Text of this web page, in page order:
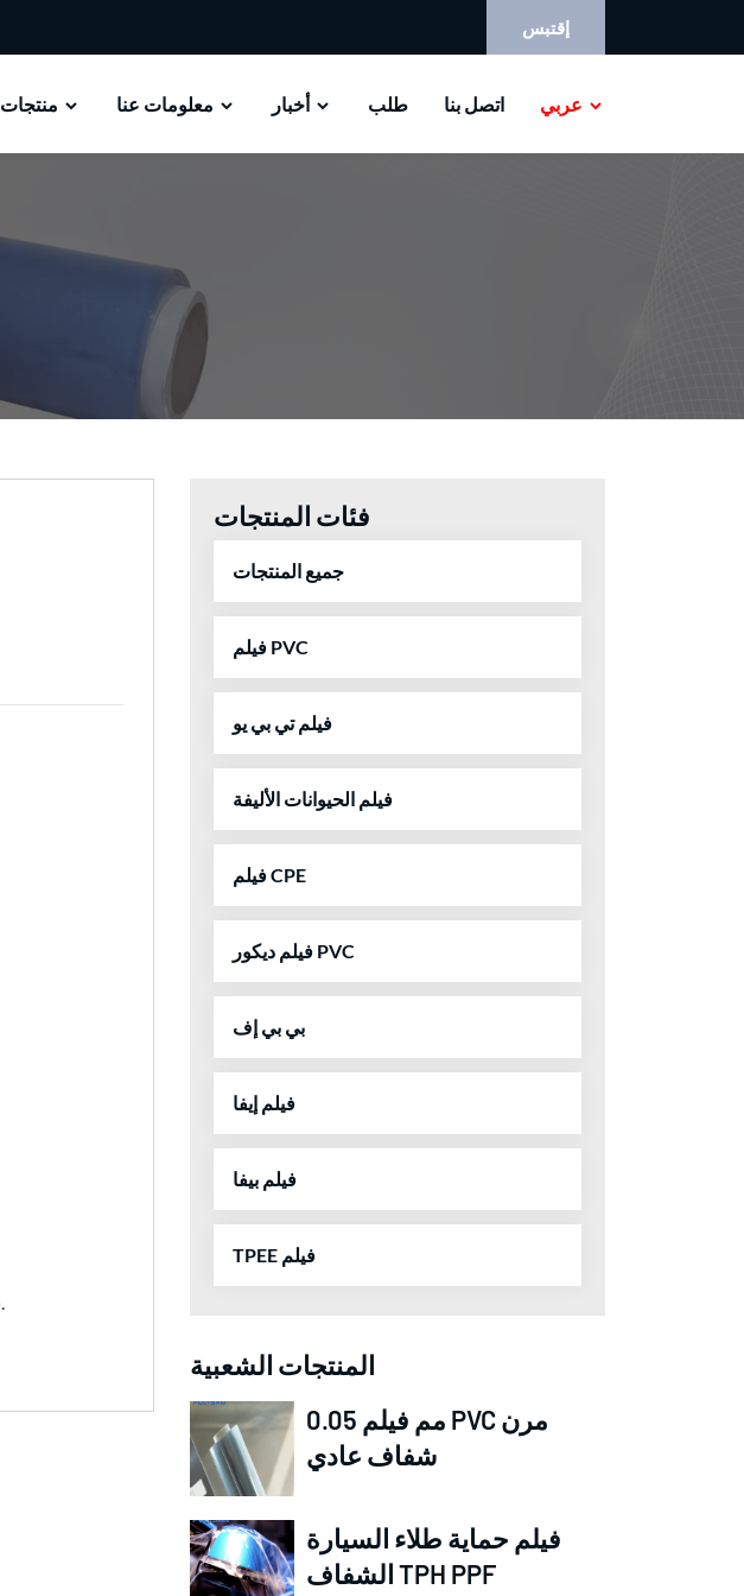
إقتبس
منتجات معلومات عنا أخبار طلب اتصل بنا عربي
6. شعور مجسم ثلاثي الأبعاد أصلي، يظهر صورة ملونة مختلفة إذا كانت خلفية الإضاءة مختلفة.
فئات المنتجات
جميع المنتجات
فيلم PVC
فيلم تي بي يو
فيلم الحيوانات الأليفة
فيلم CPE
فيلم ديكور PVC
بي بي إف
فيلم إيفا
فيلم بيفا
TPEE فيلم
المنتجات الشعبية
0.05 مم فيلم PVC مرن
شفاف عادي
فيلم حماية طلاء السيارة
الشفاف TPH PPF